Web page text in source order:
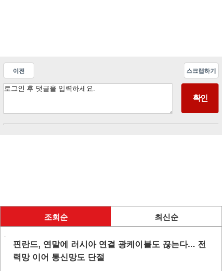
이전 스크랩하기
조회순 최신순
핀란드, 연말에 러시아 연결 광케이블도 끊는다... 전
력망 이어 통신망도 단절